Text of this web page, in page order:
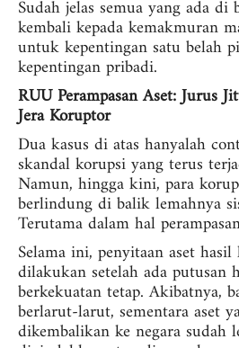
Sudah jelas semua yang ada
kembali kepada kemakmuran
untuk kepentingan satu belah
kepentingan pribadi.
RUU Perampasan Aset: Jurus
Jera Koruptor
Dua kasus di atas hanyalah
skandal korupsi yang terus
Namun, hingga kini, para
berlindung di balik lemahnya
Terutama dalam hal
Selama ini, penyitaan aset
dilakukan setelah ada putusan
berkekuatan tetap. Akibatnya,
berlarut-larut, sementara aset
dikembalikan ke negara sudah